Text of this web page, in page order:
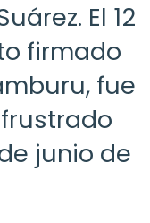
El 12
firmado
fue
junio de